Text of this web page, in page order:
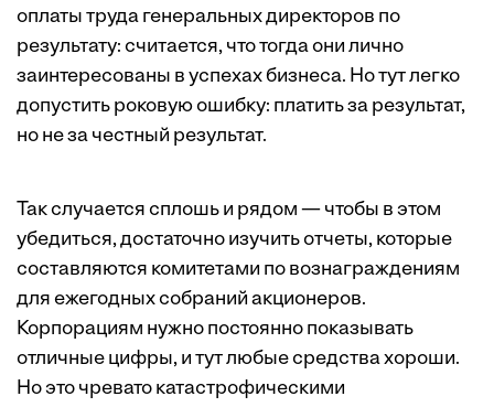
оплаты труда генеральных директоров по
результату: считается, что тогда они лично
заинтересованы в успехах бизнеса. Но тут легко
допустить роковую ошибку: платить за результат,
но не за честный результат.
Так случается сплошь и рядом — чтобы в этом
убедиться, достаточно изучить отчеты, которые
составляются комитетами по вознаграждениям
для ежегодных собраний акционеров.
Корпорациям нужно постоянно показывать
отличные цифры, и тут любые средства хороши.
Но это чревато катастрофическими